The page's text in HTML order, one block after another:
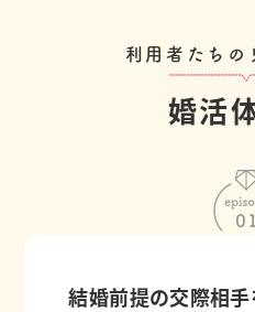
利用者たちの
婚活
結婚前提の交際相手